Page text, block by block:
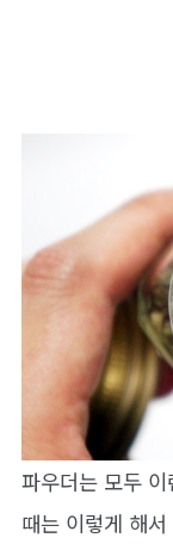
파우더는 모두
때는 이렇게 해